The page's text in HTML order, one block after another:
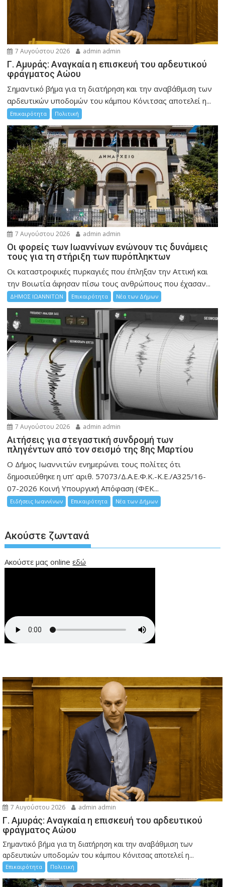
7 Αυγούστου 2026 admin admin
Γ. Αμυράς: Αναγκαία η επισκευή του αρδευτικού
φράγματος Αώου
Σημαντικό βήμα για τη διατήρηση και την αναβάθμιση των
αρδευτικών υποδομών του κάμπου Κόνιτσας αποτελεί η...
Επικαιρότητα Πολιτική
7 Αυγούστου 2026 admin admin
Οι φορείς των Ιωαννίνων ενώνουν τις δυνάμεις
τους για τη στήριξη των πυρόπληκτων
Οι καταστροφικές πυρκαγιές που έπληξαν την Αττική και
την Bοιωτία άφησαν πίσω τους ανθρώπους που έχασαν...
ΔΗΜΟΣ ΙΩΑΝΝΙΤΩΝ Επικαιρότητα Νέα των Δήμων
7 Αυγούστου 2026 admin admin
Αιτήσεις για στεγαστική συνδρομή των
πληγέντων από τον σεισμό της 8ης Μαρτίου
Ο Δήμος Ιωαννιτών ενημερώνει τους πολίτες ότι
δημοσιεύθηκε η υπ’ αριθ. 57073/Δ.Α.Ε.Φ.Κ.-Κ.Ε./Α325/16-
07-2026 Κοινή Υπουργική Απόφαση (ΦΕΚ...
Ειδήσεις Ιωαννίνων Επικαιρότητα Νέα των Δήμων
Ακούστε ζωντανά
Ακούστε μας onlineεδώ
7 Αυγούστου 2026 admin admin
Γ. Αμυράς: Αναγκαία η επισκευή του αρδευτικού
φράγματος Αώου
Σημαντικό βήμα για τη διατήρηση και την αναβάθμιση των
αρδευτικών υποδομών του κάμπου Κόνιτσας αποτελεί η...
Επικαιρότητα Πολιτική